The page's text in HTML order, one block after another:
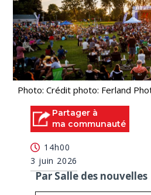
Photo: Crédit photo: Ferland
Partager à
ma communauté
14h00
3 juin 2026
Par Salle des nouvelles